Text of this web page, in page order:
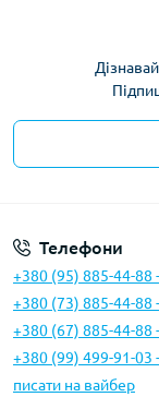
Телефони
+380 (95) 885-44-88
+380 (73) 885-44-88 -
+380 (67) 885-44-88
+380 (99) 499-91-03
писати на вайбер